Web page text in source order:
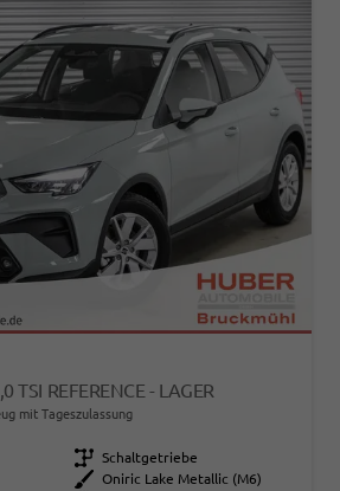
TSI REFERENCE - LAGER
mit Tageszulassung
Getriebe Schaltgetriebe
Außenfarbe
Oniric Lake Metallic (M6)